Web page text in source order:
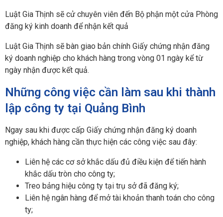
Luật Gia Thịnh sẽ cử chuyên viên đến Bộ phận một cửa Phòng
đăng ký kinh doanh để nhận kết quả
Luật Gia Thịnh sẽ bàn giao bản chính Giấy chứng nhận đăng
ký doanh nghiệp cho khách hàng trong vòng 01 ngày kể từ
ngày nhận được kết quả.
Những công việc cần làm sau khi thành
lập công ty tại Quảng Bình
Ngay sau khi được cấp Giấy chứng nhận đăng ký doanh
nghiệp, khách hàng cần thực hiện các công việc sau đây:
Liên hệ các cơ sở khắc dấu đủ điều kiện để tiến hành
khắc dấu tròn cho công ty;
Treo bảng hiệu công ty tại trụ sở đã đăng ký;
Liên hệ ngân hàng để mở tài khoản thanh toán cho công
ty;